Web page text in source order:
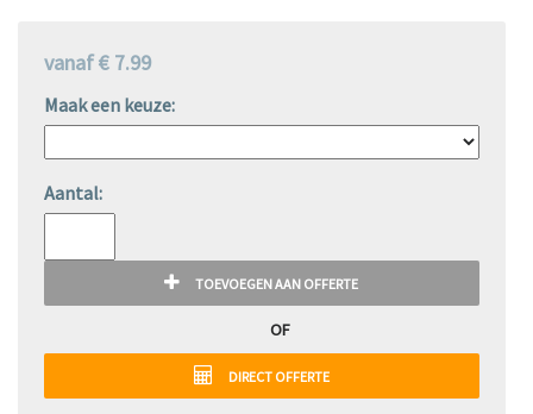
vanaf € 7.99
Maak een keuze:
Aantal:
TOEVOEGEN AAN OFFERTE
OF
DIRECT OFFERTE